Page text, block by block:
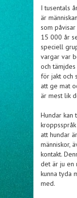
I tusentals
är
som
15 000 år
speciell
vargar var
och tämjdes
för jakt och
att ge mat
är mest lik
Hundar kan
att hundar
människor,
kontakt.
det är ju en
kunna tyda
med.